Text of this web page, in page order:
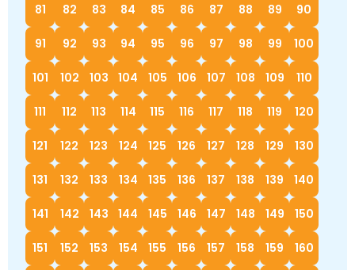
81 82 83 84 85 86 87 88 89 90
91 92 93 94 95 96 97 98 99 100
101 102 103 104 105 106 107 108 109 110
111 112 113 114 115 116 117 118 119 120
121 122 123 124 125 126 127 128 129 130
131 132 133 134 135 136 137 138 139 140
141 142 143 144 145 146 147 148 149 150
151 152 153 154 155 156 157 158 159 160